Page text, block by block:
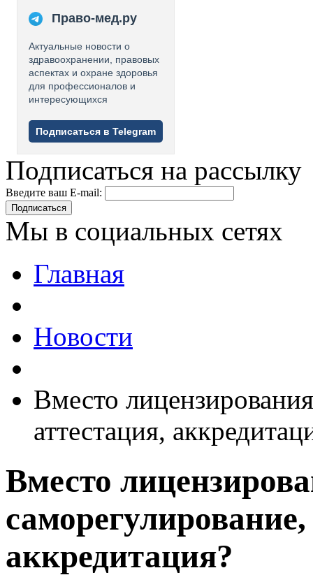
Право-мед.ру
Актуальные новости о
здравоохранении, правовых
аспектах и охране здоровья
для профессионалов и
интересующихся
Подписаться в Telegram
Подписаться на рассылку
Введите ваш E-mail:
Подписаться
Мы в социальных сетях
Главная
Новости
Вместо
аттестация,
Вместо
аккредитация?